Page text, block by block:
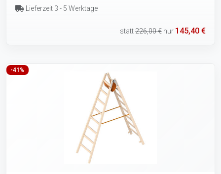
Lieferzeit 3 - 5 Werktage
statt226,00 € nur 145,40 €
-41%